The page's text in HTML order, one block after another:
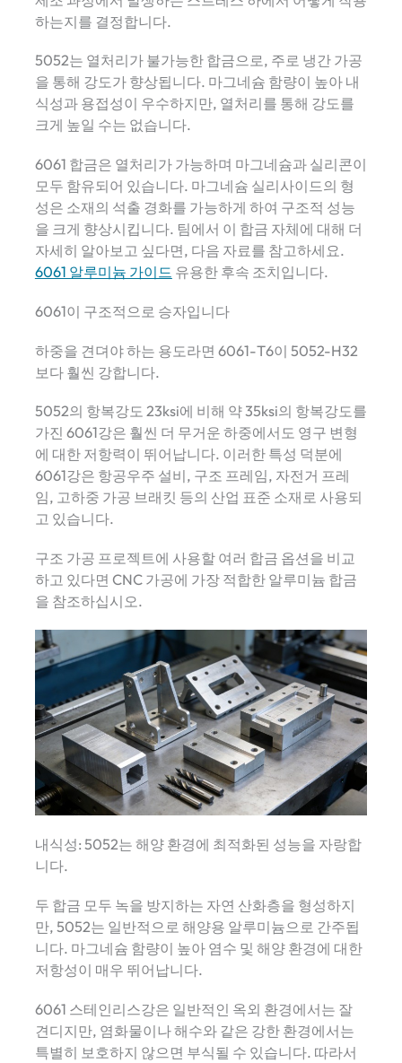
하는지를 결정합니다.
5052는 열처리가 불가능한 합금으로, 주로 냉간 가공
을 통해 강도가 향상됩니다. 마그네슘 함량이 높아 내
식성과 용접성이 우수하지만, 열처리를 통해 강도를
크게 높일 수는 없습니다.
6061 합금은 열처리가 가능하며 마그네슘과 실리콘이
모두 함유되어 있습니다. 마그네슘 실리사이드의 형
성은 소재의 석출 경화를 가능하게 하여 구조적 성능
을 크게 향상시킵니다. 팀에서 이 합금 자체에 대해 더
자세히 알아보고 싶다면, 다음 자료를 참고하세요.
6061 알루미늄 가이드 유용한 후속 조치입니다.
6061이 구조적으로 승자입니다
하중을 견뎌야 하는 용도라면 6061-T6이 5052-H32
보다 훨씬 강합니다.
5052의 항복강도 23ksi에 비해 약 35ksi의 항복강도를
가진 6061강은 훨씬 더 무거운 하중에서도 영구 변형
에 대한 저항력이 뛰어납니다. 이러한 특성 덕분에
6061강은 항공우주 설비, 구조 프레임, 자전거 프레
임, 고하중 가공 브래킷 등의 산업 표준 소재로 사용되
고 있습니다.
구조 가공 프로젝트에 사용할 여러 합금 옵션을 비교
하고 있다면 CNC 가공에 가장 적합한 알루미늄 합금
을 참조하십시오.
내식성: 5052는 해양 환경에 최적화된 성능을 자랑합
니다.
두 합금 모두 녹을 방지하는 자연 산화층을 형성하지
만, 5052는 일반적으로 해양용 알루미늄으로 간주됩
니다. 마그네슘 함량이 높아 염수 및 해양 환경에 대한
저항성이 매우 뛰어납니다.
6061 스테인리스강은 일반적인 옥외 환경에서는 잘
견디지만, 염화물이나 해수와 같은 강한 환경에서는
특별히 보호하지 않으면 부식될 수 있습니다. 따라서